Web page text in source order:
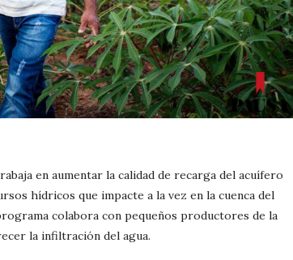
en aumentar la calidad de recarga del acuífero
hídricos que impacte a la vez en la cuenca del
colabora con pequeños productores de la
la infiltración del agua.